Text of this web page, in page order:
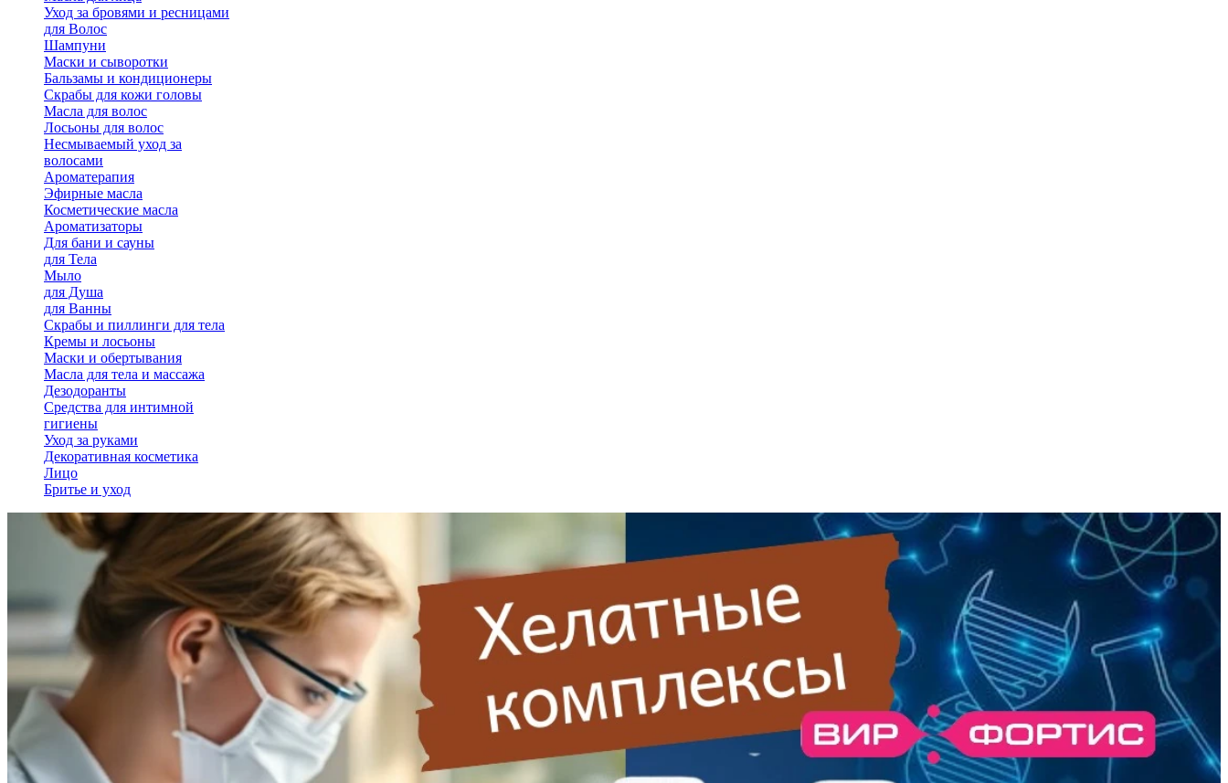
Уход за бровями и ресницами
для Волос
Шампуни
Маски и сыворотки
Бальзамы и кондиционеры
Скрабы для кожи головы
Масла для волос
Лосьоны для волос
Несмываемый уход за
волосами
Ароматерапия
Эфирные масла
Косметические масла
Ароматизаторы
Для бани и сауны
для Тела
Мыло
для Душа
для Ванны
Скрабы и пиллинги для тела
Кремы и лосьоны
Маски и обертывания
Масла для тела и массажа
Дезодоранты
Средства для интимной
гигиены
Уход за руками
Декоративная косметика
Лицо
Бритье и уход